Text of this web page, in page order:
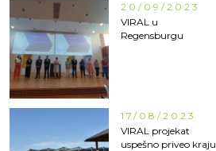
20/09/2023
VIRAL u
Regensburgu
17/08/2023
VIRAL projekat
uspešno priveo kraju